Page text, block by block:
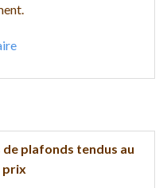
plafonds tendus au
prix